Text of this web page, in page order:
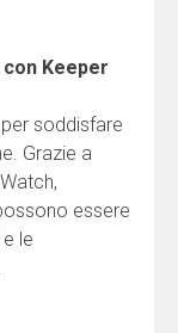
Keeper
soddisfare
Grazie a
essere
le